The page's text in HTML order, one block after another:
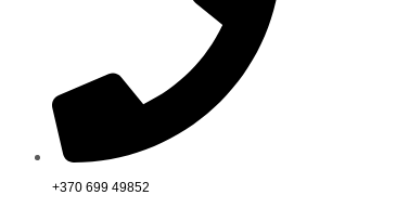
+370 699 49852